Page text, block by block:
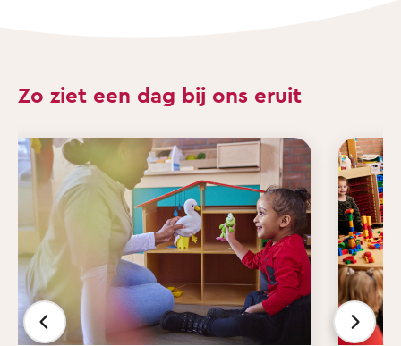
Zo ziet een dag bij ons eruit